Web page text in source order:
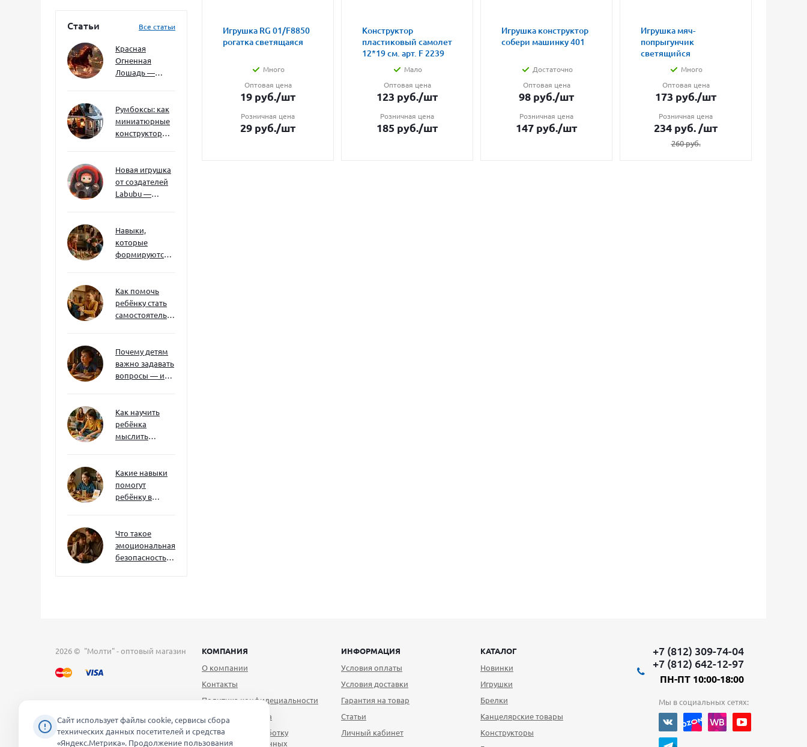
Статьи Все статьи
Красная
Огненная
Лошадь —
ждать и как
подготовиться
Румбоксы: как
миниатюрные
конструкторы
мышление и
внимание к
деталям
Новая игрушка
от создателей
Labubu —
Навыки,
которые
формируются
ребёнка
успешным
Как помочь
ребёнку стать
самостоятельным
Почему детям
важно задавать
вопросы — и
Как научить
ребёнка
мыслить
сложностей
Какие навыки
помогут
ребёнку в
их уже сейчас
Что такое
эмоциональная
безопасность
Игрушка RG 01/F8850
рогатка светящаяся
Много
Оптовая цена
19 руб./шт
Розничная цена
29 руб./шт
Конструктор
пластиковый самолет
12*19 см. арт. F 2239
Мало
Оптовая цена
123 руб./шт
Розничная цена
185 руб./шт
Игрушка конструктор
собери машинку 401
Достаточно
Оптовая цена
98 руб./шт
Розничная цена
147 руб./шт
Игрушка мяч-
попрыгунчик
светящийся
Много
Оптовая цена
173 руб./шт
Розничная цена
234 руб. /шт
260руб.
2026 © "Молти" - оптовый магазин
КОМПАНИЯ
О компании
Контакты
Политика конфидециальности
Публичная оферта
Согласие на обработку
персональных данных
ИНФОРМАЦИЯ
Условия оплаты
Условия доставки
Гарантия на товар
Статьи
Личный кабинет
КАТАЛОГ
Новинки
Игрушки
Брелки
Канцелярские товары
Конструкторы
+7 (812) 309-74-04
+7 (812) 642-12-97
ПН-ПТ 10:00-18:00
Мы в социальных сетях:
Сайт использует файлы cookie, сервисы сбора
технических данных посетителей и средства
«Яндекс.Метрика». Продолжение пользования